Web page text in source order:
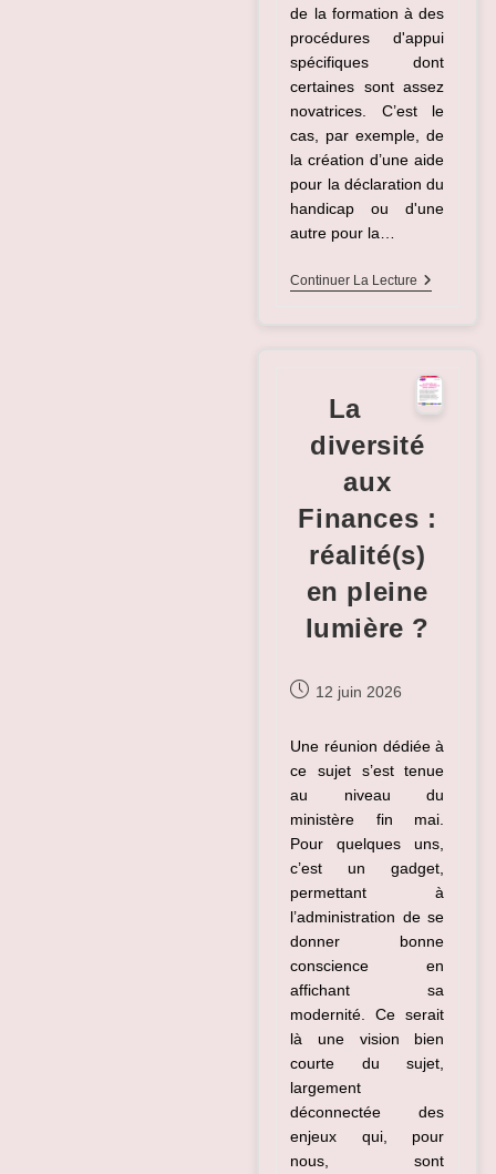
de la formation à des
procédures d'appui
spécifiques dont
certaines sont assez
novatrices. C’est le
cas, par exemple, de
la création d’une aide
pour la déclaration du
handicap ou d'une
autre pour la…
Continuer La Lecture Handicap
?
La
diversité
aux
Finances :
réalité(s)
en pleine
lumière ?
Publication
12 juin 2026
Une réunion dédiée à
ce sujet s’est tenue
au niveau du
ministère fin mai.
Pour quelques uns,
c’est un gadget,
permettant à
l’administration de se
donner bonne
conscience en
affichant sa
modernité. Ce serait
là une vision bien
courte du sujet,
largement
déconnectée des
enjeux qui, pour
nous, sont